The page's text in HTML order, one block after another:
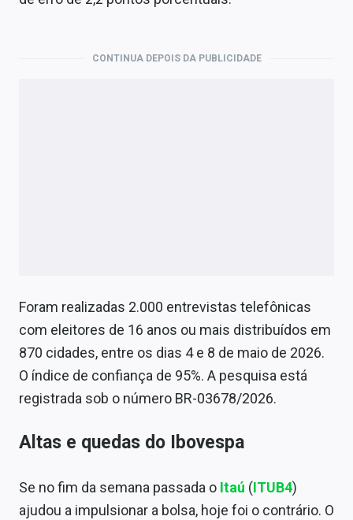
CONTINUA DEPOIS DA PUBLICIDADE
Foram realizadas 2.000 entrevistas telefônicas
com eleitores de 16 anos ou mais distribuídos em
870 cidades, entre os dias 4 e 8 de maio de 2026.
O índice de confiança de 95%. A pesquisa está
registrada sob o número BR-03678/2026.
Altas e quedas do Ibovespa
Se no fim da semana passada o Itaú (ITUB4)
ajudou a impulsionar a bolsa, hoje foi o contrário. O